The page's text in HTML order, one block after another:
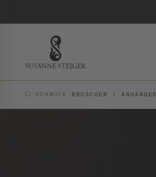
SCHMUCK BROSCHEN / ANHÄNGER